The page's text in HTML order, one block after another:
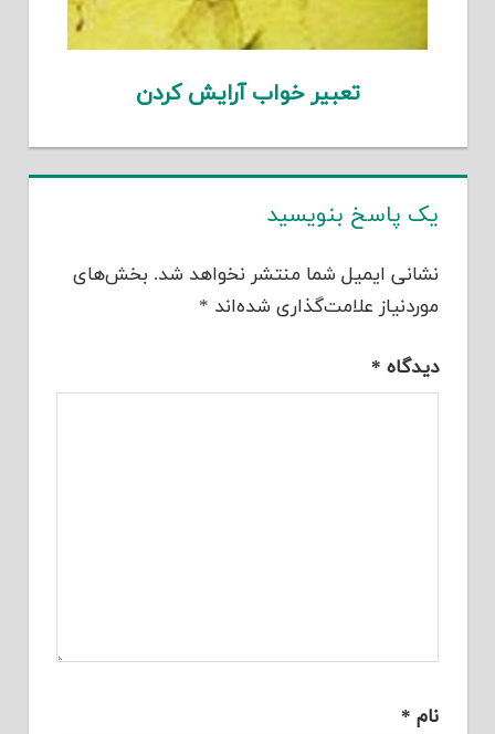
تعبیر خواب آرایش کردن
یک پاسخ بنویسید
نشانی ایمیل شما منتشر نخواهد شد. بخش‌های
موردنیاز علامت‌گذاری شده‌اند *
دیدگاه *
نام *